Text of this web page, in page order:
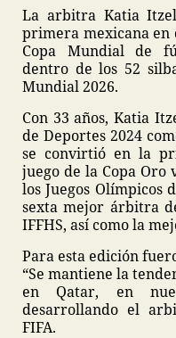
La arbitra Katia
primera mexicana en
Copa Mundial de
dentro de los 52
Mundial 2026.
Con 33 años, Katia
de Deportes 2024
se convirtió en la
juego de la Copa
los Juegos Olímpicos
sexta mejor árbitra
IFFHS, así como la
Para esta edición
“Se mantiene la
en Qatar, en
desarrollando el
FIFA.